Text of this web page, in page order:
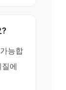
?
능합
에